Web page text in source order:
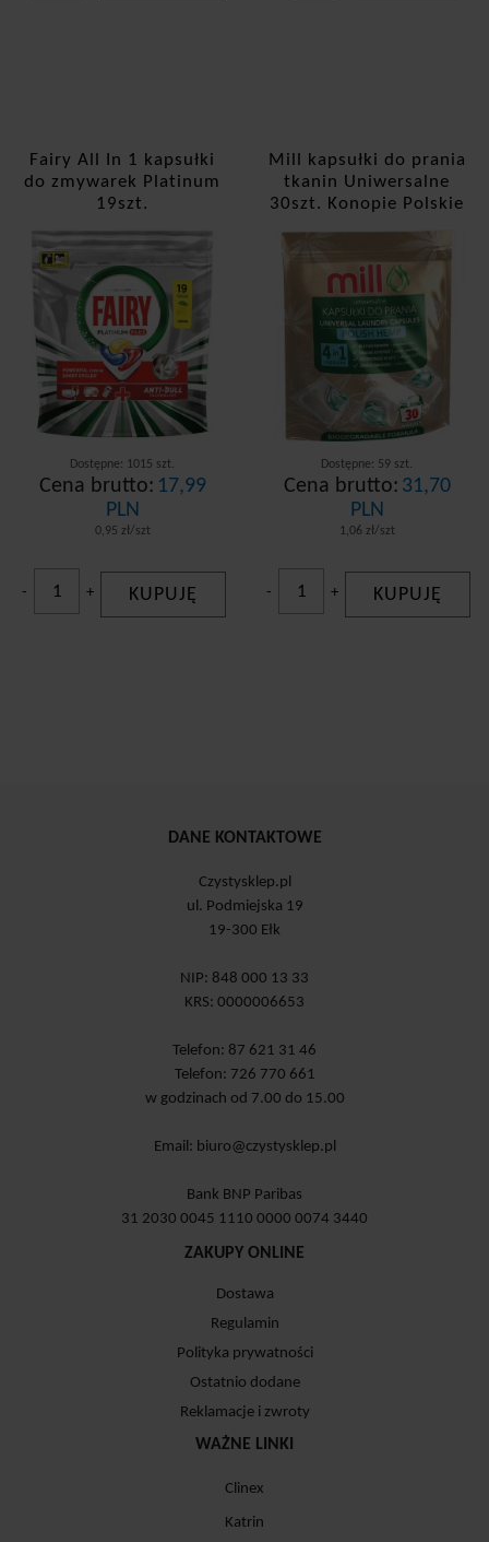
Fairy All In 1 kapsułki
do zmywarek Platinum
19szt.
Dostępne: 1015 szt.
Cena brutto: 17,99
PLN
0,95 zł/szt
- + KUPUJĘ
Mill kapsułki do prania
tkanin Uniwersalne
30szt. Konopie Polskie
Dostępne: 59 szt.
Cena brutto: 31,70
PLN
1,06 zł/szt
- + KUPUJĘ
DANE KONTAKTOWE
Czystysklep.pl
ul. Podmiejska 19
19-300 Ełk
NIP: 848 000 13 33
KRS: 0000006653
Telefon: 87 621 31 46
Telefon: 726 770 661
w godzinach od 7.00 do 15.00
Email: biuro@czystysklep.pl
Bank BNP Paribas
31 2030 0045 1110 0000 0074 3440
ZAKUPY ONLINE
Dostawa
Regulamin
Polityka prywatności
Ostatnio dodane
Reklamacje i zwroty
WAŻNE LINKI
Clinex
Katrin